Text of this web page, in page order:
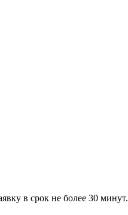
в срок не более 30 минут.